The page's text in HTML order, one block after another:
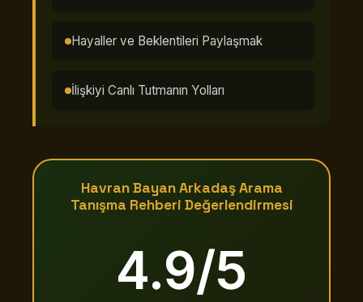
Hayaller ve Beklentileri Paylaşmak
İlişkiyi Canlı Tutmanın Yolları
Havran Bayan Arkadaş Arama
Tanışma Rehberi Değerlendirmesi
4.9/5